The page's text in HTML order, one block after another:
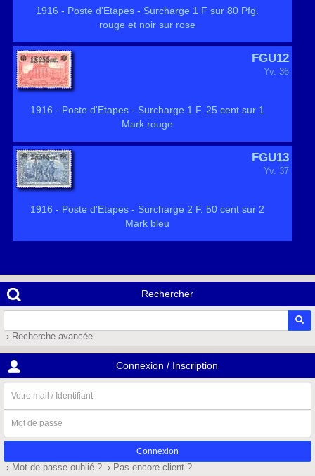
1916 - Poste d'Etapes - Surcharge 1 F sur 80 Pfg.
rouge et noir sur rose
FGU12
Yv. 36
1916 - Poste d'Etapes - Surcharge 1 F. 25 cent sur 1
Mark rouge
FGU13
Yv. 37
1916 - Poste d'Etapes - Surcharge 2 F. 50 cent sur 2
Mark bleu
Rechercher
› Recherche avancée
Connexion / Inscription
mail
/
Identifiant
de
passe
› Mot de passe oublié ? › Pas encore client ?